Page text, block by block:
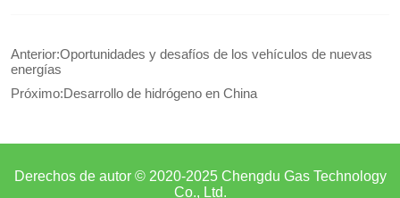
Anterior:Oportunidades y desafíos de los vehículos de nuevas
energías
Próximo:Desarrollo de hidrógeno en China
Derechos de autor © 2020-2025 Chengdu Gas Technology
Co., Ltd.